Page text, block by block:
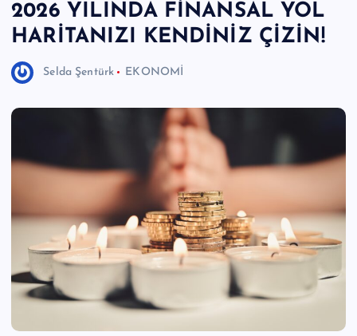
e
r
Ö
z
g
ü
n
H
a
2026 YILINDA FİNANSAL YOL
HARİTANIZI KENDİNİZ ÇİZİN!
Selda Şentürk EKONOMİ